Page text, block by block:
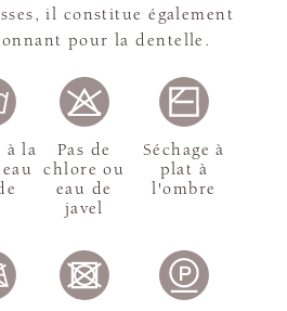
il constitue également
pour la dentelle.
à la
Pas de
chlore ou
eau de
javel
Séchage à
plat à
l'ombre